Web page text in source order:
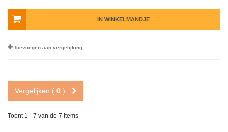
IN WINKELMANDJE
Toevoegen aan vergelijking
Vergelijken ( 0 )
Toont 1 - 7 van de 7 items